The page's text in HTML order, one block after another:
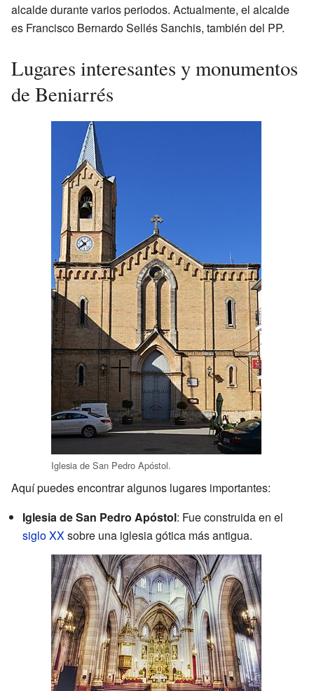
alcalde durante varios periodos. Actualmente, el alcalde
es Francisco Bernardo Sellés Sanchis, también del PP.
Lugares interesantes y monumentos
de Beniarrés
Iglesia de San Pedro Apóstol.
Aquí puedes encontrar algunos lugares importantes:
Iglesia de San Pedro Apóstol: Fue construida en el
siglo XX sobre una iglesia gótica más antigua.